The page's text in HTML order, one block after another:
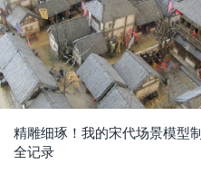
精雕细琢！我的宋代场景模型
全记录